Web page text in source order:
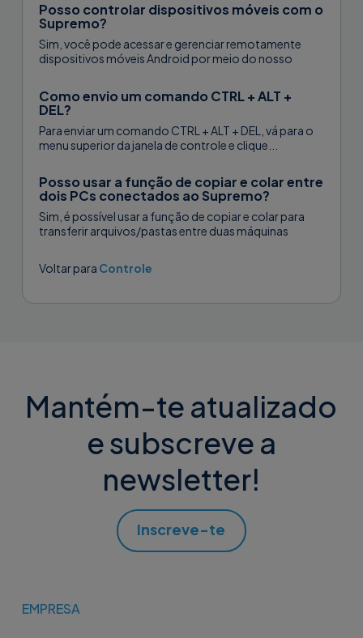
Posso controlar dispositivos móveis com o
Supremo?
Sim, você pode acessar e gerenciar remotamente
dispositivos móveis Android por meio do nosso
Como envio um comando CTRL + ALT +
DEL?
Para enviar um comando CTRL + ALT + DEL, vá para o
menu superior da janela de controle e clique...
Posso usar a função de copiar e colar entre
dois PCs conectados ao Supremo?
Sim, é possível usar a função de copiar e colar para
transferir arquivos/pastas entre duas máquinas
Voltar para Controle
Mantém-te atualizado
e subscreve a
newsletter!
Inscreve-te
EMPRESA